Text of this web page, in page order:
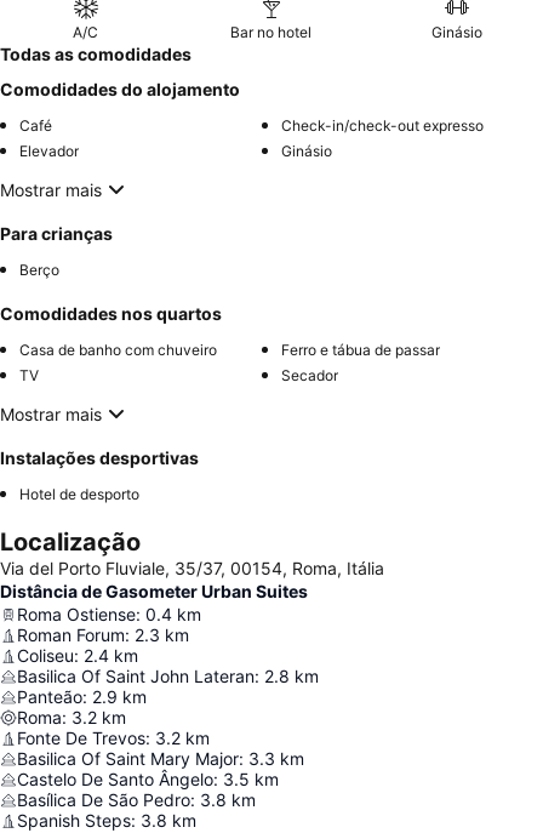
A/C Bar no hotel Ginásio
Todas as comodidades
Comodidades do alojamento
Café
Check-in/check-out expresso
Elevador
Ginásio
Mostrar mais
Para crianças
Berço
Comodidades nos quartos
Casa de banho com chuveiro
Ferro e tábua de passar
TV
Secador
Mostrar mais
Instalações desportivas
Hotel de desporto
Localização
Via del Porto Fluviale, 35/37, 00154, Roma, Itália
Distância de Gasometer Urban Suites
Roma Ostiense: 0.4 km
Roman Forum: 2.3 km
Coliseu: 2.4 km
Basilica Of Saint John Lateran: 2.8 km
Panteão: 2.9 km
Roma: 3.2 km
Fonte De Trevos: 3.2 km
Basilica Of Saint Mary Major: 3.3 km
Castelo De Santo Ângelo: 3.5 km
Basílica De São Pedro: 3.8 km
Spanish Steps: 3.8 km